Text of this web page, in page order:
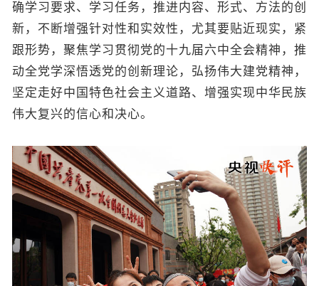
确学习要求、学习任务，推进内容、形式、方法的创
新，不断增强针对性和实效性，尤其要贴近现实，紧
跟形势，聚焦学习贯彻党的十九届六中全会精神，推
动全党学深悟透党的创新理论，弘扬伟大建党精神，
坚定走好中国特色社会主义道路、增强实现中华民族
伟大复兴的信心和决心。